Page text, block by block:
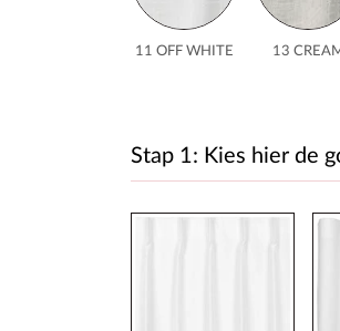
11 OFF WHITE 13
Stap 1: Kies hier de